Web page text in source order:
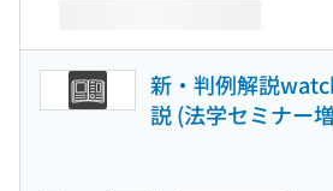
新・判例解説
説 (法学セミナー